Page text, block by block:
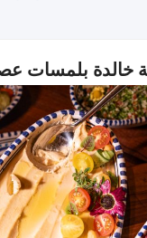
خالدة بلمسات